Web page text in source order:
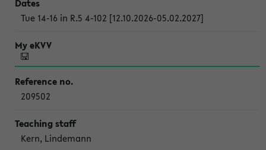
Tue 14-16 in R.5 4-102 [12.10.2026-05.02.2027]
209502
Kern, Lindemann